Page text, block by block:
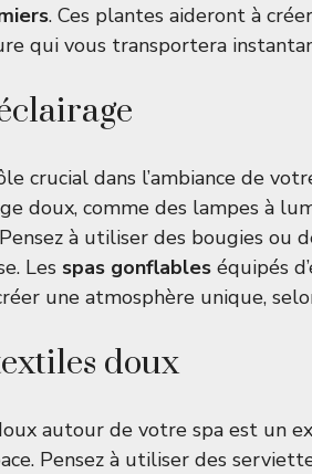
. Ces plantes aideront à
qui vous transportera
crucial dans l’ambiance de
doux, comme des lampes à
à utiliser des bougies ou
Les spas gonflables équipés
une atmosphère unique,
doux
autour de votre spa est un
Pensez à utiliser des